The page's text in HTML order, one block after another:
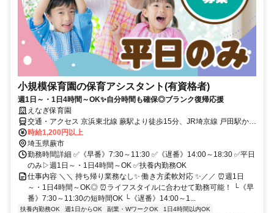
小規模保育園の保育アシスタント(有資格者)
週1日～・1日4時間～OK✨自分時間も確保◎ブランク復帰応援
えなぎ保育園
交通・アクセス 京浜東北線 蕨駅より徒歩15分、JR埼京線 戸田駅から
徒歩15分
時給1,200円以上
埼玉県蕨市
勤務時間詳細 ✅《早番》7:30～11:30 ✅《遅番》14:00～18:30 ✅平日
のみ▷週1日～・1日4時間～OK ✅扶養内勤務OK
仕事内容 ＼＼ 持ち帰り業務なし✨ 働き方柔軟対応 ✨／／ ⏰週1日
～・1日4時間～OK◎ ⏰ライフスタイルに合わせて勤務可能！ └《早
番》7:30～11:30の短時間OK └《遅番》14:00～1...
扶養内勤務OK 週1日からOK 副業・WワークOK
1日4時間以内OK